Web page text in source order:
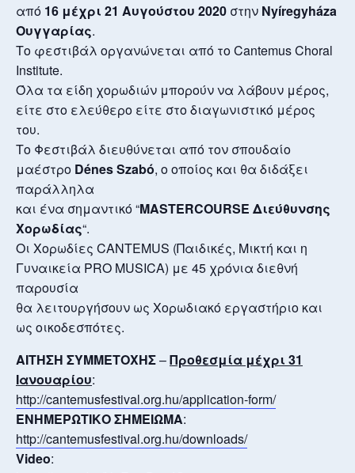
από 16 μέχρι 21 Αυγούστου 2020 στην Nyíregyháza
Ουγγαρίας.
Το φεστιβάλ οργανώνεται από το Cantemus Choral
Institute.
Όλα τα είδη χορωδιών μπορούν να λάβουν μέρος,
είτε στο ελεύθερο είτε στο διαγωνιστικό μέρος
του.
Το Φεστιβάλ διευθύνεται από τον σπουδαίο
μαέστρο Dénes Szabó, ο οποίος και θα διδάξει
παράλληλα
και ένα σημαντικό “MASTERCOURSE Διεύθυνσης
Χορωδίας“.
Οι Χορωδίες CANTEMUS (Παιδικές, Μικτή και η
Γυναικεία PRO MUSICA) με 45 χρόνια διεθνή
παρουσία
θα λειτουργήσουν ως Χορωδιακό εργαστήριο και
ως οικοδεσπότες.
ΑΙΤΗΣΗ ΣΥΜΜΕΤΟΧΗΣ–Προθεσμία μέχρι 31
Ιανουαρίου:
http://cantemusfestival.org.hu/application-form/
ΕΝΗΜΕΡΩΤΙΚΟ ΣΗΜΕΙΩΜΑ:
http://cantemusfestival.org.hu/downloads/
Video: